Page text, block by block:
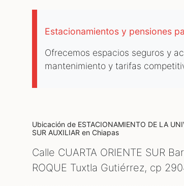
Estacionamientos y pensiones
Ofrecemos espacios seguros y
mantenimiento y tarifas
Ubicación de ESTACIONAMIENTO DE LA
SUR AUXILIAR en Chiapas
Calle CUARTA ORIENTE SUR
ROQUE Tuxtla Gutiérrez, cp